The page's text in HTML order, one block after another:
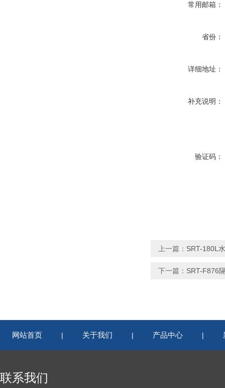
常用邮箱：
省份：
详细地址：
补充说明：
验证码：
上一篇： SRT-180L
下一篇： SRT-F876
网站首页 | 关于我们 | 产品中心 |
联系我们